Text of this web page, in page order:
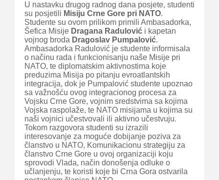
U nastavku drugog radnog dana posjete, studenti
su posjetili Misiju Crne Gore pri NATO.
Studente su ovom prilikom primili Ambasadorka,
Šefica Misije Dragana Radulović i kapetan
vojnog broda Dragoslav Pumpalović.
Ambasadorka Radulović je studente informisala
o načinu rada i funkcionisanju naše Misije pri
NATO, te diplomatskim aktivnostima koje
preduzima Misija po pitanju evroatlantskih
integracija, dok je Pumpalović studente upoznao
sa važnošću ovog integracionog procesa za
Vojsku Crne Gore, vojnim sredstvima sa kojima
Vojska raspolaže, te NATO misijama u kojima su
naši vojnici učestvovali ili aktivno učestvuju.
Tokom razgovora studenti su izrazili
interesovanje za moguće dobijanje poziva za
članstvo u NATO, Komunikacionu strategiju za
članstvo Crne Gore u ovoj organizaciji koju
sprovodi Vlada, način donošenja odluke o
učlanjenju, te koristi koje bi Crna Gora ostvarila